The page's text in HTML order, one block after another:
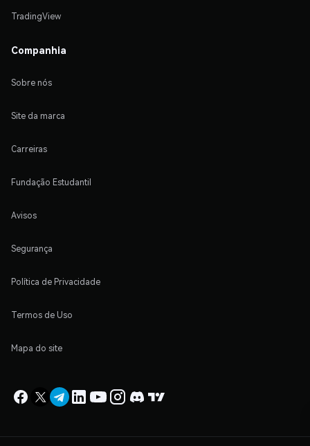
TradingView
Companhia
Sobre nós
Site da marca
Carreiras
Fundação Estudantil
Avisos
Segurança
Política de Privacidade
Termos de Uso
Mapa do site